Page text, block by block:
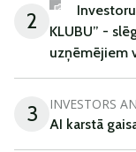
2
KLUBU” -
uzņēmējiem
3 INVESTORS
AI karstā